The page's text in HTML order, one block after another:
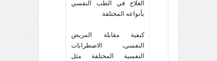
العلاج في الطب النفسي
بأنواعه المختلفة.
كيفية مقابلة المريض
النفسي، الاضطرابات
النفسية المختلفة مثل